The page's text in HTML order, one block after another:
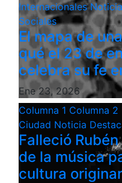
Internacionales
Sociales
El mapa de
qué el 23 de
celebra su fe
Ene 23, 2026
Columna 1 Columna 2
Ciudad Noticia
Falleció
de la música
cultura